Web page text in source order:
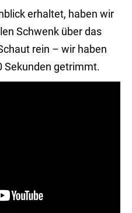
erhaltet, haben wir
Schwenk über das
rein – wir haben
Sekunden getrimmt.